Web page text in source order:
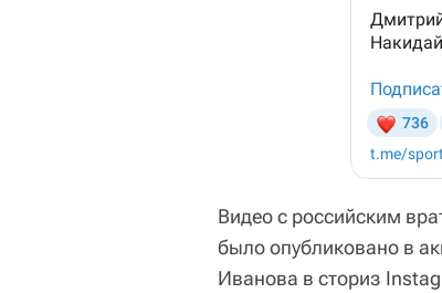
Видео с российским
было опубликовано в
Иванова в сториз